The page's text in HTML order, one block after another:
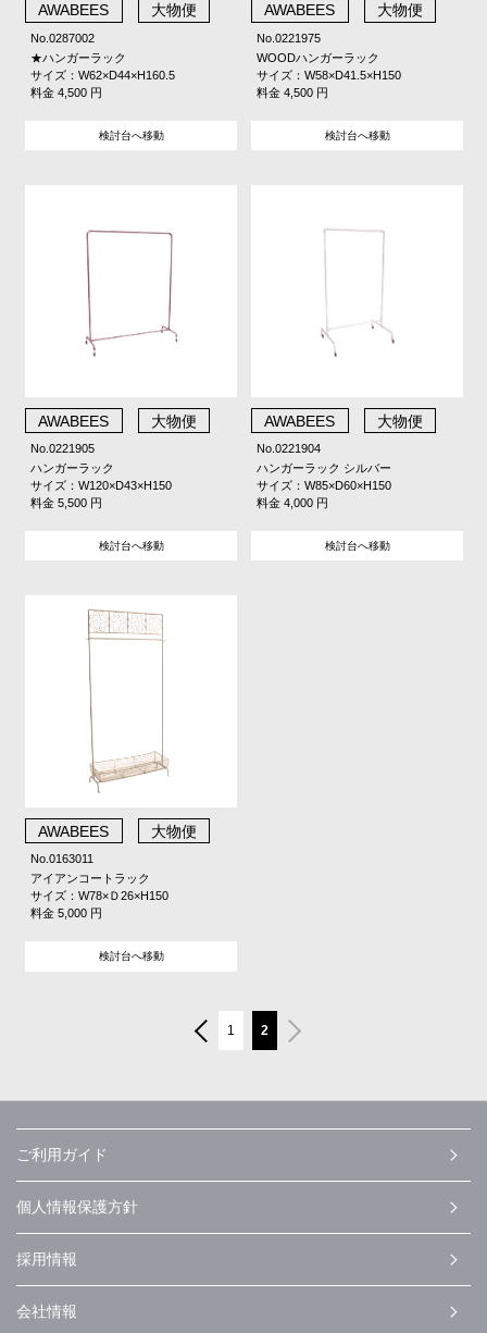
AWABEES 大物便
No.0287002
★ハンガーラック
サイズ：W62×D44×H160.5
料金 4,500 円
検討台へ移動
AWABEES 大物便
No.0221975
WOODハンガーラック
サイズ：W58×D41.5×H150
料金 4,500 円
検討台へ移動
AWABEES 大物便
No.0221905
ハンガーラック
サイズ：W120×D43×H150
料金 5,500 円
検討台へ移動
AWABEES 大物便
No.0221904
ハンガーラック シルバー
サイズ：W85×D60×H150
料金 4,000 円
検討台へ移動
AWABEES 大物便
No.0163011
アイアンコートラック
サイズ：W78×Ｄ26×H150
料金 5,000 円
検討台へ移動
1 2
ご利用ガイド
個人情報保護方針
採用情報
会社情報